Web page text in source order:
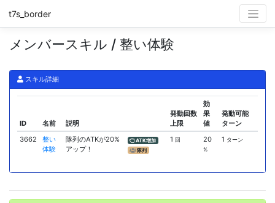
t7s_border
メンバースキル / 整い体験
スキル詳細
ID 名前 説明
発動回数
上限
効
果
値
発動可能
ターン
3662
整い
体験
隊列のATKが20%
アップ！
ATK増加
隊列
1回 20
%
1 ターン